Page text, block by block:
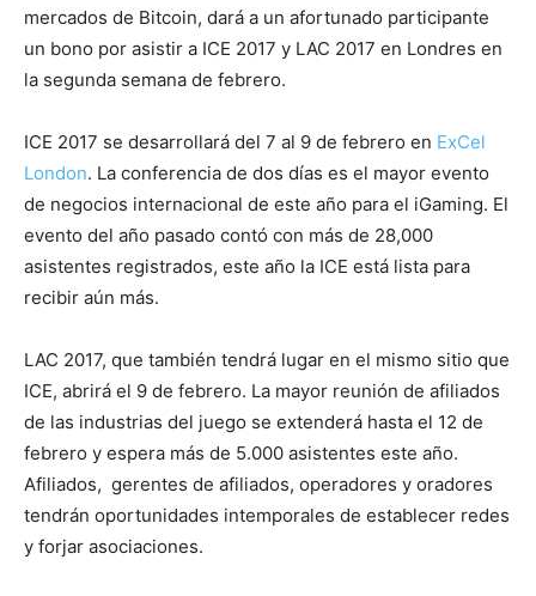
mercados de Bitcoin, dará a un afortunado participante
un bono por asistir a ICE 2017 y LAC 2017 en Londres en
la segunda semana de febrero.
ICE 2017 se desarrollará del 7 al 9 de febrero en ExCel
London. La conferencia de dos días es el mayor evento
de negocios internacional de este año para el iGaming. El
evento del año pasado contó con más de 28,000
asistentes registrados, este año la ICE está lista para
recibir aún más.
LAC 2017, que también tendrá lugar en el mismo sitio que
ICE, abrirá el 9 de febrero. La mayor reunión de afiliados
de las industrias del juego se extenderá hasta el 12 de
febrero y espera más de 5.000 asistentes este año.
Afiliados, gerentes de afiliados, operadores y oradores
tendrán oportunidades intemporales de establecer redes
y forjar asociaciones.